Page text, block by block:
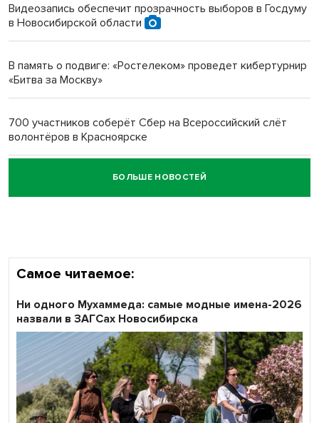
Новосибирский преподаватель с женой вошли в топ-16
Обновлённое отделение ВТБ открылось в Искитиме
Видеозапись обеспечит прозрачность выборов в Госдуму
в Новосибирской области
В память о подвиге: «Ростелеком» проведет кибертурнир
«Битва за Москву»
700 участников соберёт Сбер на Всероссийский слёт
волонтёров в Красноярске
Честный выбор: видеонаблюдение обеспечит
объективность результатов ЕДГ в Новосибирской
БОЛЬШЕ НОВОСТЕЙ
Самое читаемое:
Ни одного Мухаммеда: самые модные имена-2026
назвали в ЗАГСах Новосибирска